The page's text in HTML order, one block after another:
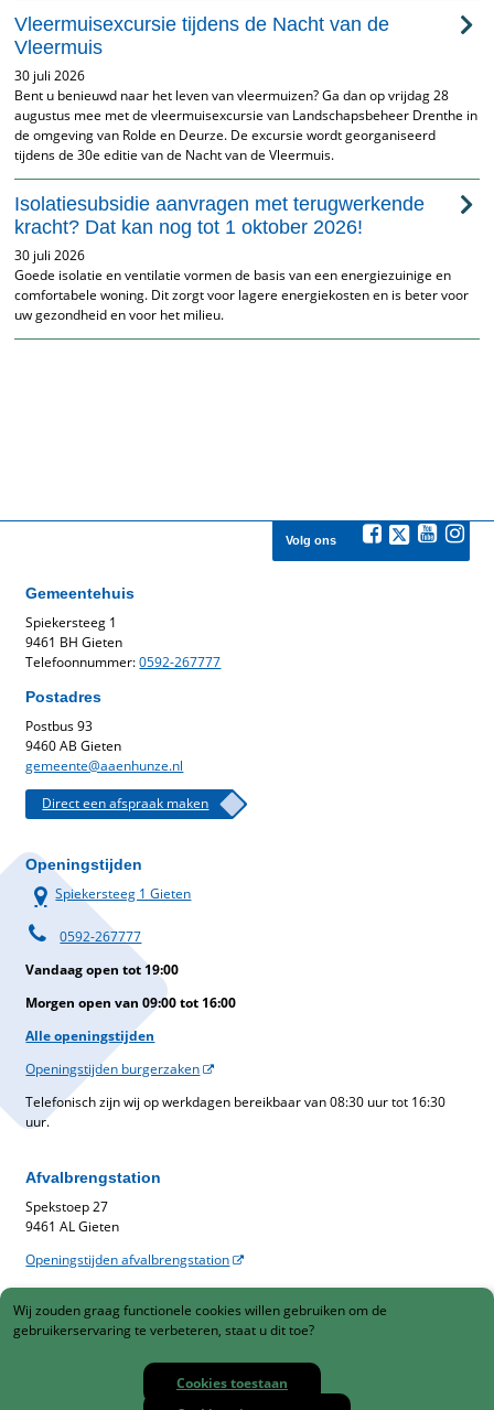
Wij zouden graag functionele cookies willen gebruiken om de
gebruikerservaring te verbeteren, staat u dit toe?
Cookies toestaan
Vleermuisexcursie tijdens de Nacht van de
Vleermuis
30 juli 2026
Bent u benieuwd naar het leven van vleermuizen? Ga dan op vrijdag 28
augustus mee met de vleermuisexcursie van Landschapsbeheer Drenthe in
de omgeving van Rolde en Deurze. De excursie wordt georganiseerd
tijdens de 30e editie van de Nacht van de Vleermuis.
Isolatiesubsidie aanvragen met terugwerkende
kracht? Dat kan nog tot 1 oktober 2026!
30 juli 2026
Goede isolatie en ventilatie vormen de basis van een energiezuinige en
comfortabele woning. Dit zorgt voor lagere energiekosten en is beter voor
uw gezondheid en voor het milieu.
Volg ons
Gemeentehuis
Spiekersteeg 1
9461 BH Gieten
Telefoonnummer:0592-267777
Postadres
Postbus 93
9460 AB Gieten
gemeente@aaenhunze.nl
Direct een afspraak maken
Openingstijden
Spiekersteeg 1 Gieten
0592-267777
Vandaag open tot 19:00
Morgen open van 09:00 tot 16:00
Alle openingstijden
Openingstijden burgerzaken
Telefonisch zijn wij op werkdagen bereikbaar van 08:30 uur tot 16:30
uur.
Afvalbrengstation
Spekstoep 27
9461 AL Gieten
Openingstijden afvalbrengstation
Belastingen
Gemeentelijke belastingen